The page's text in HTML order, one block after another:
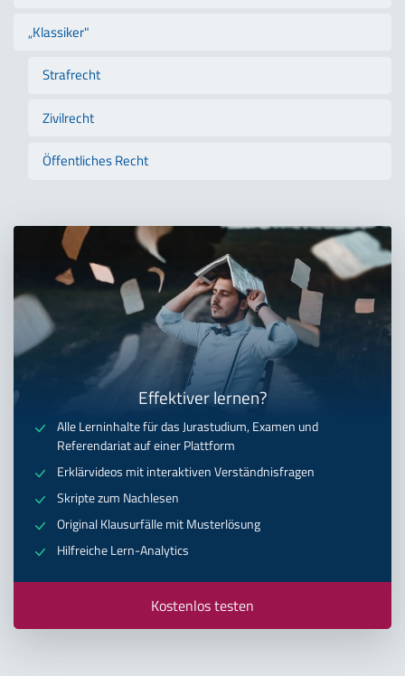
„Klassiker"
Strafrecht
Zivilrecht
Öffentliches Recht
Effektiver lernen?
Alle Lerninhalte für das Jurastudium, Examen und
Referendariat auf einer Plattform
Erklärvideos mit interaktiven Verständnisfragen
Skripte zum Nachlesen
Original Klausurfälle mit Musterlösung
Hilfreiche Lern-Analytics
Kostenlos testen